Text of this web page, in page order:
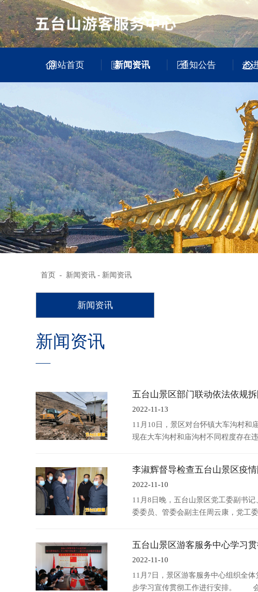
网站首页 新闻资讯 通知公告 走
首页 - 新闻资讯 - 新闻资讯
新闻资讯
新闻资讯
五台山景区部门联动依法依规
2022-11-13
11月10日，景区对台怀镇大车沟村
现在大车沟村和庙沟村不同程度存在
李淑辉督导检查五台山景区疫
2022-11-10
11月8日晚，五台山景区党工委副书
委委员、管委会副主任周云康，党工
五台山景区游客服务中心学习
2022-11-10
11月7日，景区游客服务中心组织全
步学习宣传贯彻工作进行安排。